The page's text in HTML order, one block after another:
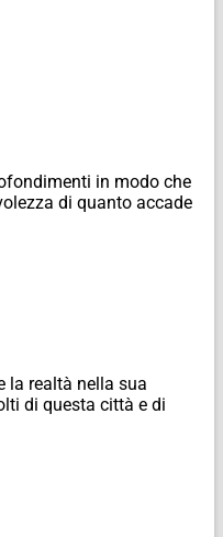
in modo che
di quanto accade
la realtà nella sua
di questa città e di